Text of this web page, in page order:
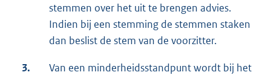
stemmen over het uit te brengen advies.
Indien bij een stemming de stemmen staken
dan beslist de stem van de voorzitter.
3.
Van een minderheidsstandpunt wordt bij het